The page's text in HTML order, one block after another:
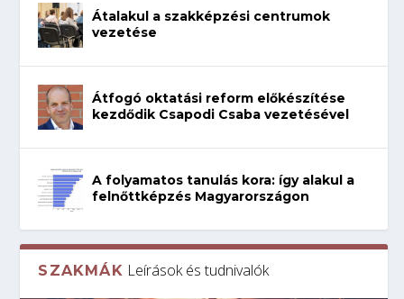
Átalakul a szakképzési centrumok
vezetése
Átfogó oktatási reform előkészítése
kezdődik Csapodi Csaba vezetésével
A folyamatos tanulás kora: így alakul a
felnőttképzés Magyarországon
SZAKMÁK Leírások és tudnivalók